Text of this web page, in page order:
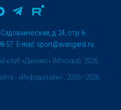
клуб «Динамо» (Москва), 2026
д.24, стр.6.
57. E-mail: sport@avangard.ru
- «Инфодизайн» , 2006—2026